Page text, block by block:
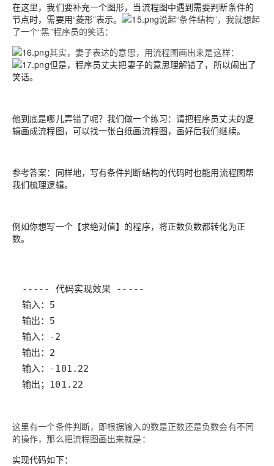
在这里，我们要补充一个图形，当流程图中遇到需要判断条件的
节点时，需要用“菱形”表示。
说起“条件结构”，我就想起
了一个“黑”程序员的笑话：
其实，妻子表达的意思，用流程图画出来是这样：
但是，程序员丈夫把妻子的意思理解错了，所以闹出了
笑话。
他到底是哪儿弄错了呢？我们做一个练习：请把程序员丈夫的逻
辑画成流程图，可以找一张白纸画流程图，画好后我们继续。
参考答案： 同样地，写有条件判断结构的代码时也能用流程图帮
我们梳理逻辑。
例如你想写一个【求绝对值】的程序，将正数负数都转化为正
数。
输出；101.22
这里有一个条件判断，即根据输入的数是正数还是负数会有不同
的操作，那么把流程图画出来就是：
实现代码如下：